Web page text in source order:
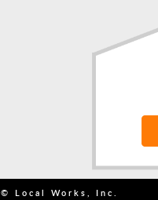
© Local Works, Inc.